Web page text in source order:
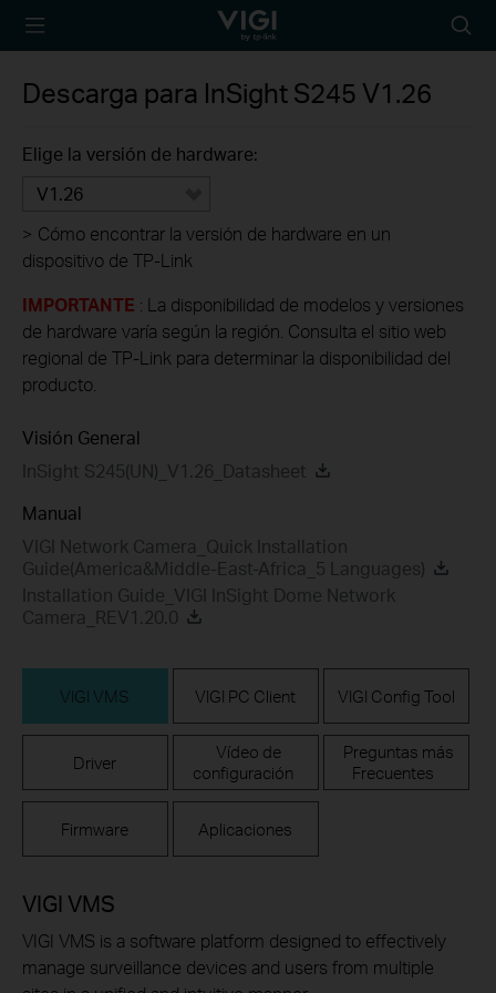
TP-Link, Reliably
Descarga para InSight S245 V1.26
Elige la versión de hardware:
V1.26
> Cómo encontrar la versión de hardware en un
dispositivo de TP-Link
IMPORTANTE : La disponibilidad de modelos y versiones
de hardware varía según la región. Consulta el sitio web
regional de TP-Link para determinar la disponibilidad del
producto.
Visión General
InSight S245(UN)_V1.26_Datasheet
Manual
VIGI Network Camera_Quick Installation
Guide(America&Middle-East-Africa_5 Languages)
Installation Guide_VIGI InSight Dome Network
Camera_REV1.20.0
VIGI VMS VIGI PC Client VIGI Config Tool
Driver
Vídeo de
configuración
Preguntas más
Frecuentes
Firmware Aplicaciones
VIGI VMS
VIGI VMS is a software platform designed to effectively
manage surveillance devices and users from multiple